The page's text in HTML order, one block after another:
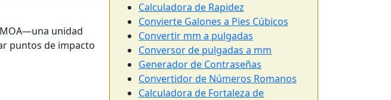
unidad
puntos de impacto
Calculadora de Rapidez
Convierte Galones a Pies Cúbicos
Convertir mm a pulgadas
Conversor de pulgadas a mm
Generador de Contraseñas
Convertidor de Números Romanos
Calculadora de Fortaleza de